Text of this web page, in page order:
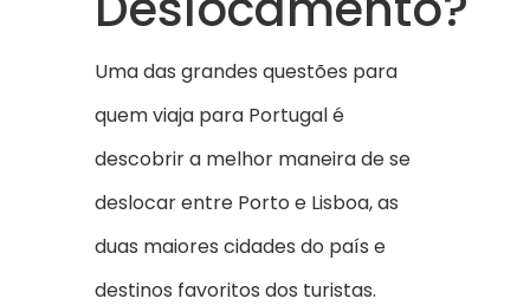
Uma das grandes questões para
quem viaja para Portugal é
descobrir a melhor maneira de se
deslocar entre Porto e Lisboa, as
duas maiores cidades do país e
destinos favoritos dos turistas.